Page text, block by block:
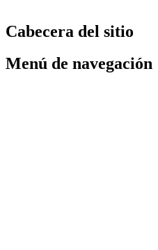
Cabecera del sitio
Menú de navegación